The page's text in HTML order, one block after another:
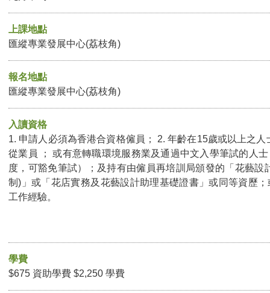
上課地點
匯縱專業發展中心(荔枝角)
報名地點
匯縱專業發展中心(荔枝角)
入讀資格
1. 申請人必須為香港合資格僱員； 2. 年齡在15歲或以上之
從業員 ； 或有意轉職環境服務業及通過中文入學筆試的人
度，可豁免筆試）；及持有由僱員再培訓局頒發的「花藝設
制)」或「花店實務及花藝設計助理基礎證書」或同等資歷
工作經驗。
學費
$675 資助學費 $2,250 學費